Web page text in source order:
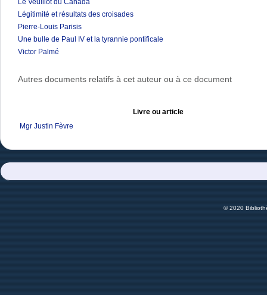
Le Veuillot du Canada
Légitimité et résultats des croisades
Pierre-Louis Parisis
Une bulle de Paul IV et la tyrannie pontificale
Victor Palmé
Autres documents relatifs à cet auteur ou à ce document
Livre ou article
Mgr Justin Fèvre
© 2020